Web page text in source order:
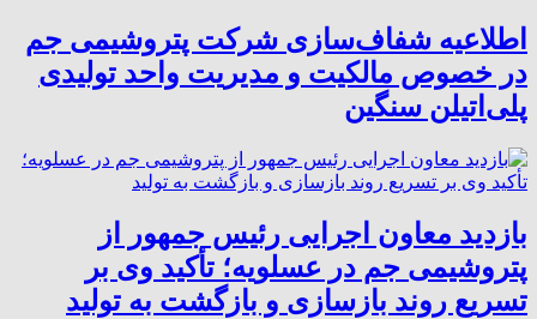
اطلاعیه شفاف‌سازی شرکت پتروشیمی جم
در خصوص مالکیت و مدیریت واحد تولیدی
پلی‌اتیلن سنگین
بازدید معاون اجرایی رئیس جمهور از
پتروشیمی جم در عسلویه؛ تأکید وی بر
تسریع روند بازسازی و بازگشت به تولید